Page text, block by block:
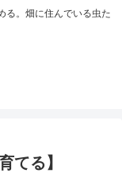
る。畑に住んでいる虫た
てる】